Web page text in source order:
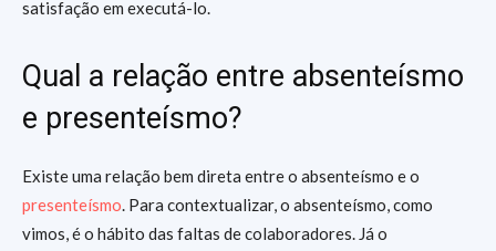
satisfação em executá-lo.
Qual a relação entre absenteísmo
e presenteísmo?
Existe uma relação bem direta entre o absenteísmo e o
presenteísmo. Para contextualizar, o absenteísmo, como
vimos, é o hábito das faltas de colaboradores. Já o